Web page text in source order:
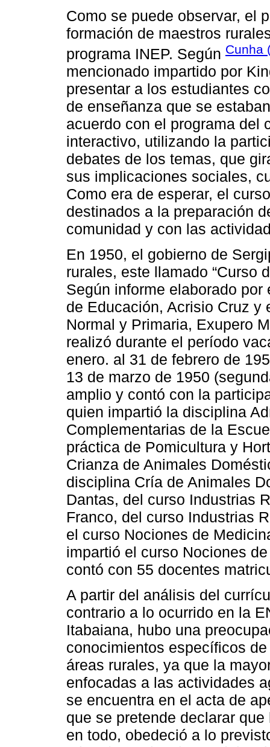
Como se puede observar, el
formación de maestros
programa INEP. Según Cunha
mencionado impartido por
presentar a los estudiantes
de enseñanza que se
acuerdo con el programa del
interactivo, utilizando la
debates de los temas, que
sus implicaciones sociales,
Como era de esperar, el
destinados a la preparación
comunidad y con las
En 1950, el gobierno de
rurales, este llamado “Curso
Según informe elaborado
de Educación, Acrisio Cruz y
Normal y Primaria, Exupero
realizó durante el período
enero. al 31 de febrero de
13 de marzo de 1950
amplio y contó con la
quien impartió la disciplina
Complementarias de la
práctica de Pomicultura y
Crianza de Animales
disciplina Cría de Animales
Dantas, del curso Industrias
Franco, del curso Industrias
el curso Nociones de
impartió el curso Nociones
contó con 55 docentes
A partir del análisis del
contrario a lo ocurrido en la
Itabaiana, hubo una
conocimientos específicos
áreas rurales, ya que la
enfocadas a las actividades
se encuentra en el acta de
que se pretende declarar
en todo, obedeció a lo